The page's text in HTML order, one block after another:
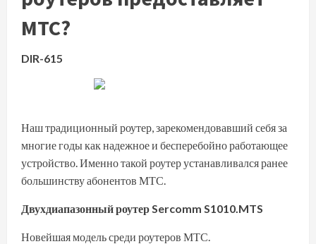
МТС?
DIR-615
Наш традиционный роутер, зарекомендовавший себя за
многие годы как надежное и бесперебойно работающее
устройство. Именно такой роутер устанавливался ранее
большинству абонентов МТС.
Двухдиапазонный роутер Sercomm S1010.MTS
Новейшая модель среди роутеров МТС.